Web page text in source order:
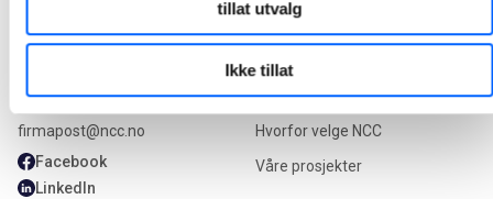
tillat utvalg
Ikke tillat
Kontakt oss
+47 22 98 68 00
firmapost@ncc.no
Facebook
LinkedIn
Våre tjenester
Våre tjenester
Hvorfor velge NCC
Våre prosjekter